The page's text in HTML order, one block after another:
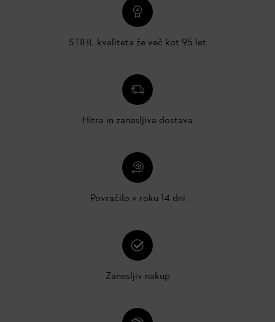
STIHL kvaliteta že več kot 95 let
Hitra in zanesljiva dostava
Povračilo v roku 14 dni
Zanesljiv nakup